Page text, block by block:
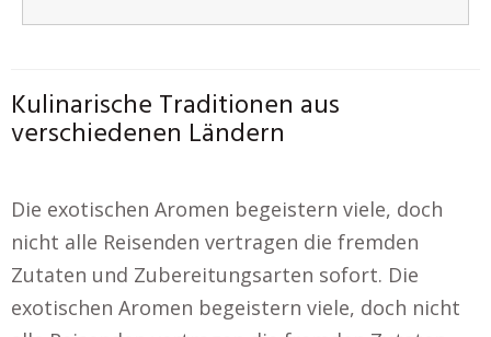
Kulinarische Traditionen aus
verschiedenen Ländern
Die exotischen Aromen begeistern viele, doch
nicht alle Reisenden vertragen die fremden
Zutaten und Zubereitungsarten sofort. Die
exotischen Aromen begeistern viele, doch nicht